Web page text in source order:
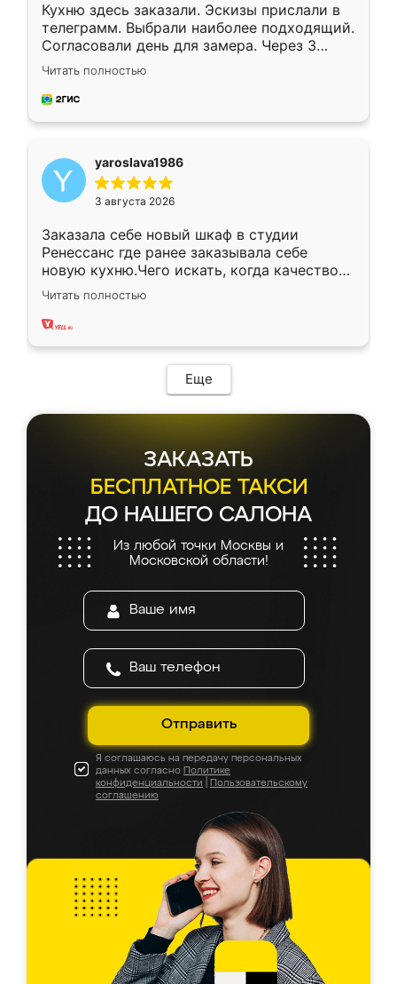
Кухню здесь заказали. Эскизы прислали в
телеграмм. Выбрали наиболее подходящий.
Согласовали день для замера. Через 3
недели кухня была уже готова. Остались
довольны работой. Спасибо Ренессанс
мебель за качественную работу!
Читать полностью
yaroslava1986
3 августа 2026
Заказала себе новый шкаф в студии
Ренессанс где ранее заказывала себе
новую кухню.Чего искать, когда качеством
вполне довольна. Служит кухня уже почти
два года, нареканий нет.
Читать полностью
Еще
ЗАКАЗАТЬ
БЕСПЛАТНОЕ ТАКСИ
ДО НАШЕГО САЛОНА
Из любой точки Москвы и
Московской области!
Отправить
Я соглашаюсь на передачу персональных
данных согласно Политике
конфиденциальности
Пользовательскому
соглашению